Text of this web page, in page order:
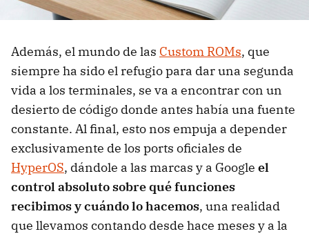
Además, el mundo de las Custom ROMs, que
siempre ha sido el refugio para dar una segunda
vida a los terminales, se va a encontrar con un
desierto de código donde antes había una fuente
constante. Al final, esto nos empuja a depender
exclusivamente de los ports oficiales de
HyperOS, dándole a las marcas y a Google el
control absoluto sobre qué funciones
recibimos y cuándo lo hacemos, una realidad
que llevamos contando desde hace meses y a la